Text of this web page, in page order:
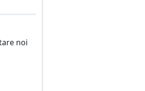
noi